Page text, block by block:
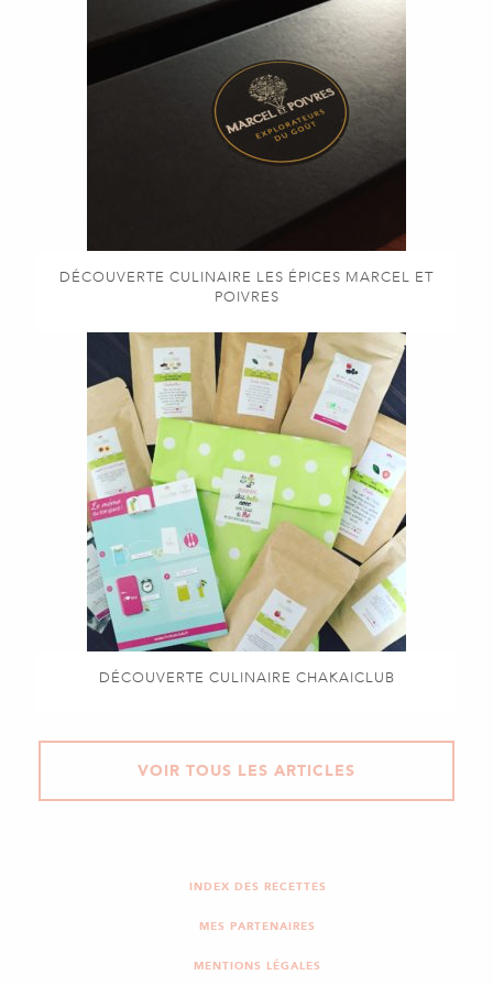
DÉCOUVERTE CULINAIRE LES ÉPICES MARCEL ET
POIVRES
DÉCOUVERTE CULINAIRE CHAKAICLUB
VOIR TOUS LES ARTICLES
INDEX DES RECETTES
MES PARTENAIRES
MENTIONS LÉGALES